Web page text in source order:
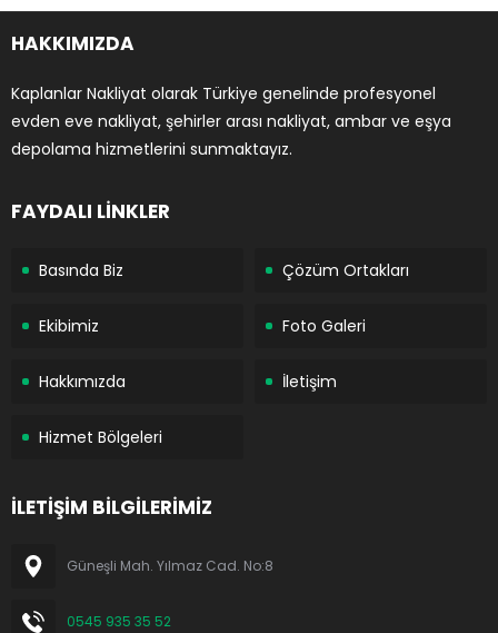
HAKKIMIZDA
Kaplanlar Nakliyat olarak Türkiye genelinde profesyonel
evden eve nakliyat, şehirler arası nakliyat, ambar ve eşya
depolama hizmetlerini sunmaktayız.
FAYDALI LİNKLER
Basında Biz Çözüm Ortakları
Ekibimiz Foto Galeri
Hakkımızda İletişim
Hizmet Bölgeleri
İLETİŞİM BİLGİLERİMİZ
Güneşli Mah. Yılmaz Cad. No:8
0545 935 35 52